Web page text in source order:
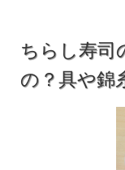
ちらし寿司
の？具や錦